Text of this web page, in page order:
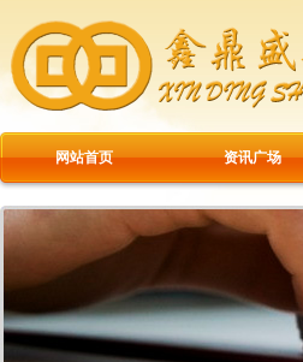
网站首页 资讯广场